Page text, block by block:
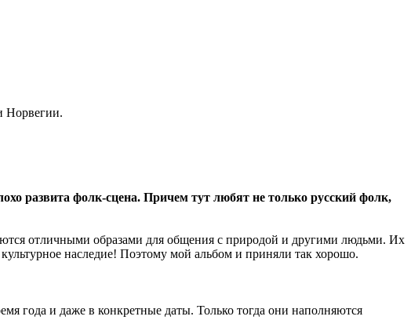
Норвегии.
развита фолк-сцена. Причем тут любят не только русский фолк,
отличными образами для общения с природой и другими людьми. Их
наследие! Поэтому мой альбом и приняли так хорошо.
года и даже в конкретные даты. Только тогда они наполняются